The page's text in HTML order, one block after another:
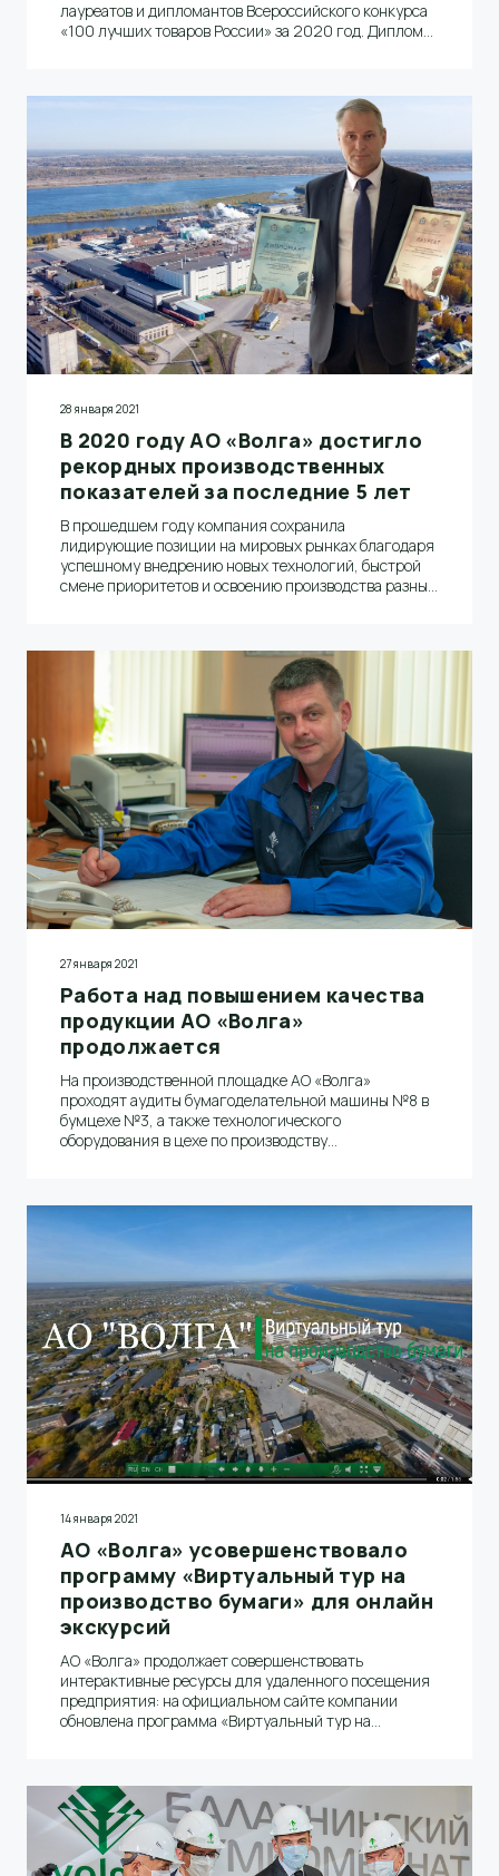
лауреатов и дипломантов Всероссийского конкурса
«100 лучших товаров России» за 2020 год. Дипломы
вручили заместитель губернатора Андрей Саносян и
директор ЦСМ Росстандарта в Нижегородской
области Денис Миронов. От компании АО «Волга» в
торжественном мероприятии принял участие
заместитель генерального директора по
производству Андрей Гурылев.
28 января 2021
В 2020 году АО «Волга» достигло
рекордных производственных
показателей за последние 5 лет
В прошедшем году компания сохранила
лидирующие позиции на мировых рынках благодаря
успешному внедрению новых технологий, быстрой
смене приоритетов и освоению производства разных
Об этом, а также о планах на 2021 год рассказал
заместитель генерального директора по
производству АО «Волга» Андрей Гурылев.
27 января 2021
Работа над повышением качества
продукции АО «Волга»
продолжается
На производственной площадке АО «Волга»
проходят аудиты бумагоделательной машины №8 в
бумцехе №3, а также технологического
оборудования в цехе по производству
14 января 2021
АО «Волга» усовершенствовало
программу «Виртуальный тур на
производство бумаги» для онлайн
экскурсий
АО «Волга» продолжает совершенствовать
интерактивные ресурсы для удаленного посещения
предприятия: на официальном сайте компании
обновлена программа «Виртуальный тур на